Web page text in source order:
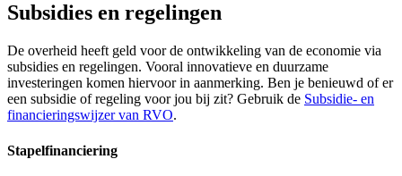
Subsidies en regelingen
De overheid heeft geld voor de ontwikkeling van de economie via
subsidies en regelingen. Vooral innovatieve en duurzame
investeringen komen hiervoor in aanmerking. Ben je benieuwd of er
een subsidie of regeling voor jou bij zit? Gebruik de Subsidie- en
financieringswijzer van RVO.
Stapelfinanciering